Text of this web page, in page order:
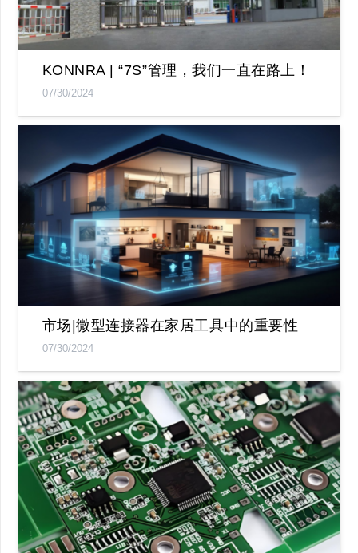
KONNRA | “7S”管理，我们一直在路上！
07/30/2024
市场|微型连接器在家居工具中的重要性
07/30/2024